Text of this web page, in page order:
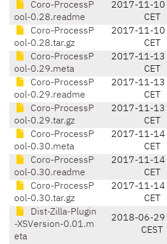
Coro-ProcessP
ool-0.28.readme
2017-11-10
CET
Coro-ProcessP
ool-0.28.tar.gz
2017-11-10
CET
Coro-ProcessP
ool-0.29.meta
2017-11-13
CET
Coro-ProcessP
ool-0.29.readme
2017-11-13
CET
Coro-ProcessP
ool-0.29.tar.gz
2017-11-13
CET
Coro-ProcessP
ool-0.30.meta
2017-11-14
CET
Coro-ProcessP
ool-0.30.readme
2017-11-14
CET
Coro-ProcessP
ool-0.30.tar.gz
2017-11-14
CET
Dist-Zilla-Plugin
-XSVersion-0.01.m
eta
2018-06-29
CEST